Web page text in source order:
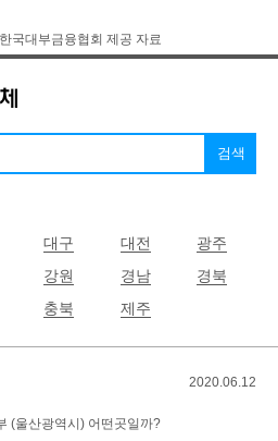
국대부금융협회 제공 자료
대구 대전
광주
강원 경남
경북
충북 제주
2020.06.12
(울산광역시) 어떤곳일까?